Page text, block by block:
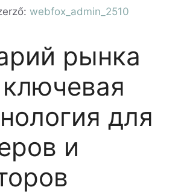
webfox_admin_2510
рынка
для
и